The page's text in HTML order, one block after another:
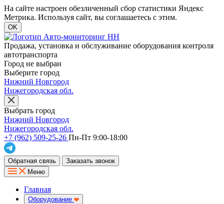
На сайте настроен обезличенный сбор статистики Яндекс
Метрика. Используя сайт, вы соглашаетесь с этим.
OK
Продажа, установка и обслуживание оборудования контроля
автотранспорта
Город не выбран
Выберите город
Нижний Новгород
Нижегородская обл.
Выбрать город
Нижний Новгород
Нижегородская обл.
+7 (962) 509-25-26 Пн-Пт 9:00-18:00
Обратная связь
Заказать звонок
Меню
Главная
Оборудование